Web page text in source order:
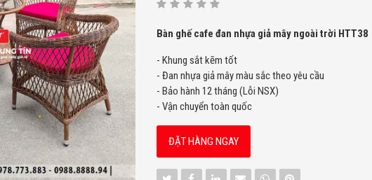
Bàn ghế cafe đan nhựa giả mây ngoài trời HTT38
- Khung sắt kẽm tốt
- Đan nhựa giả mây màu sắc theo yêu cầu
- Bảo hành 12 tháng (Lỗi NSX)
- Vận chuyển toàn quốc
ĐẶT HÀNG NGAY